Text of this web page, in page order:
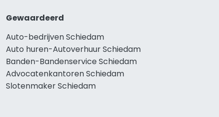
Gewaardeerd
Auto-bedrijven Schiedam
Auto huren-Autoverhuur Schiedam
Banden-Bandenservice Schiedam
Advocatenkantoren Schiedam
Slotenmaker Schiedam